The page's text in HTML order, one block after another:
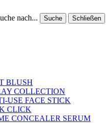
nach... Suche
Schließen
BLUSH
COLLECTION
USE FACE STICK
CLICK
CONCEALER SERUM